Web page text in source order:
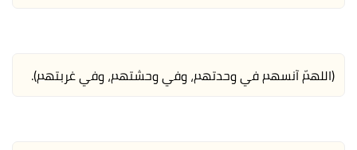
(اللهمّ آنسهم في وحدتهم، وفي وحشتهم، وفي غربتهم).